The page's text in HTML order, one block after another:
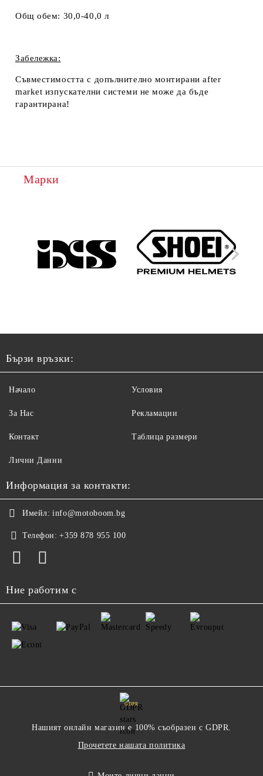
Общ обем: 30,0-40,0 л
Забележка:
Съвместимостта с допълнително монтираниafter
market изпускателни системи не може да бъде
гарантирана!
Марки
Бързи връзки:
Начало
За Нас
Контакт
Лични Данни
Условия
Рекламации
Таблица размери
Информация за контакти:
Имейл: info@motoboom.bg
Телефон: +359 878 955 100
Ние работим с
GDPR
Нашият онлайн магазин е 100% съобразен с GDPR.
Прочетете нашата политика